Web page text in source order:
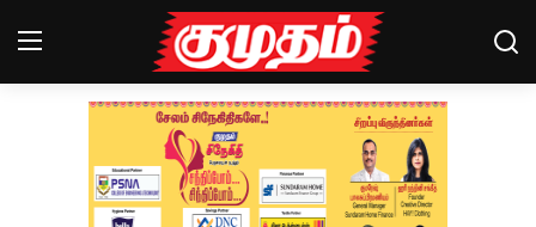
Magazines